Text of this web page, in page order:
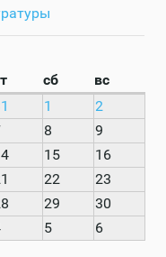
сб
вс
1
2
8
9
15
16
22
23
29
30
5 6